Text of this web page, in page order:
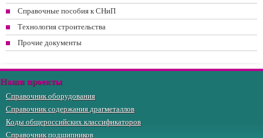
Справочные пособия к СНиП
Технология строительства
Прочие документы
Наши проекты
Справочник оборудования
Справочник содержания драгметаллов
Коды общероссийских классификаторов
Справочник подшипников